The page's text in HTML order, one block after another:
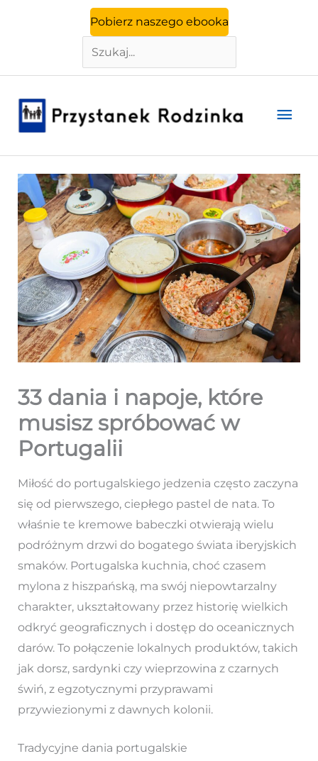
Pobierz naszego ebooka
Szukaj
33 dania i napoje, które
musisz spróbować w
Portugalii
Miłość do portugalskiego jedzenia często zaczyna
się od pierwszego, ciepłego pastel de nata. To
właśnie te kremowe babeczki otwierają wielu
podróżnym drzwi do bogatego świata iberyjskich
smaków. Portugalska kuchnia, choć czasem
mylona z hiszpańską, ma swój niepowtarzalny
charakter, ukształtowany przez historię wielkich
odkryć geograficznych i dostęp do oceanicznych
darów. To połączenie lokalnych produktów, takich
jak dorsz, sardynki czy wieprzowina z czarnych
świń, z egzotycznymi przyprawami
przywiezionymi z dawnych kolonii.
Tradycyjne dania portugalskie